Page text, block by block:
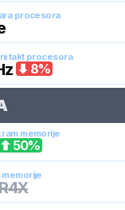
procesora
takt procesora
8%
memorije
50%